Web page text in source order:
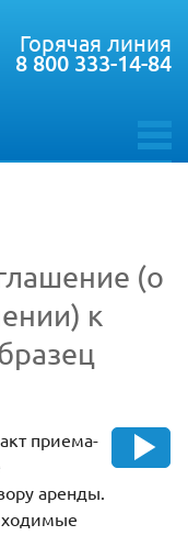
toggle
Горячая линия
8 800 333-14-84
(о
к
приема-
аренды.